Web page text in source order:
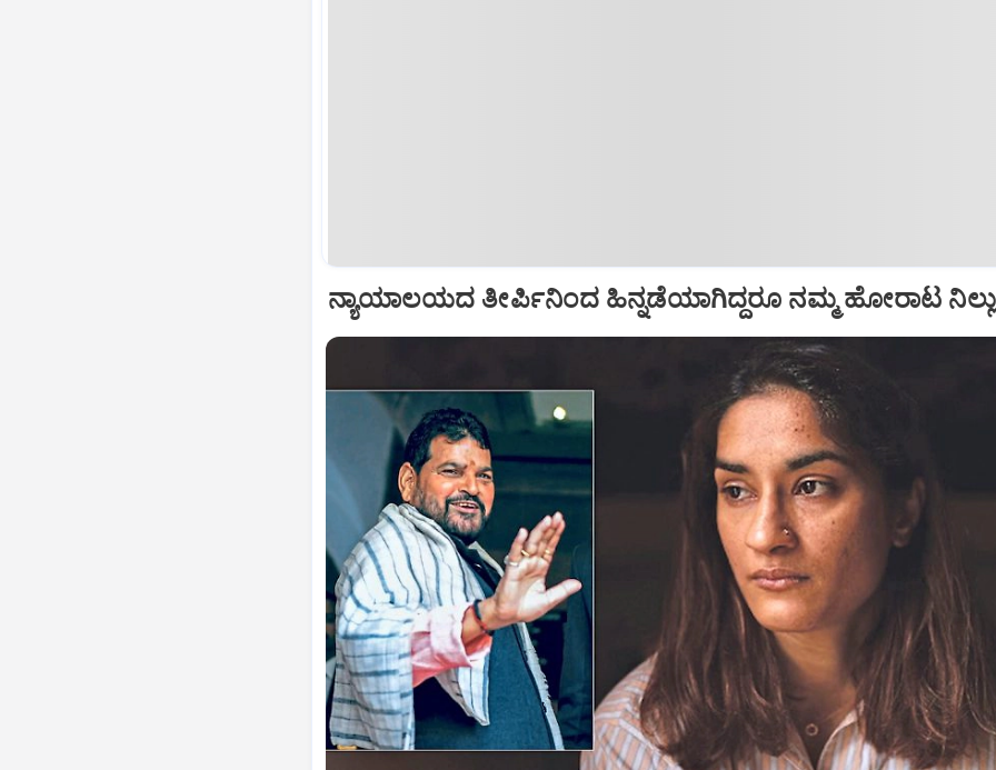
ನ್ಯಾಯಾಲಯದ ತೀರ್ಪಿನಿಂದ ಹಿನ್ನಡೆಯಾಗಿದ್ದರೂ ನಮ್ಮ ಹೋರಾಟ